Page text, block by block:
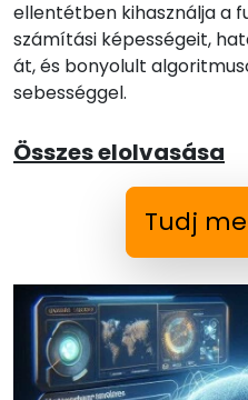
ellentétben kihasználja a
számítási képességeit,
át, és bonyolult
sebességgel.
Összes elolvasása
Tudj